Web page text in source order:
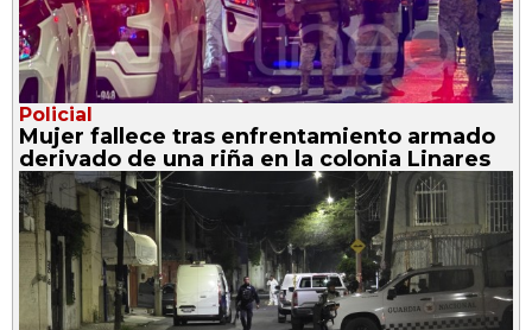
Policial
Mujer fallece tras enfrentamiento armado
derivado de una riña en la colonia Linares